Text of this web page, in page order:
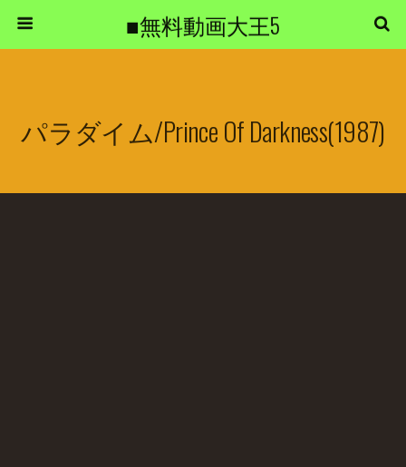
■無料動画大王5
パラダイム/Prince Of Darkness(1987)